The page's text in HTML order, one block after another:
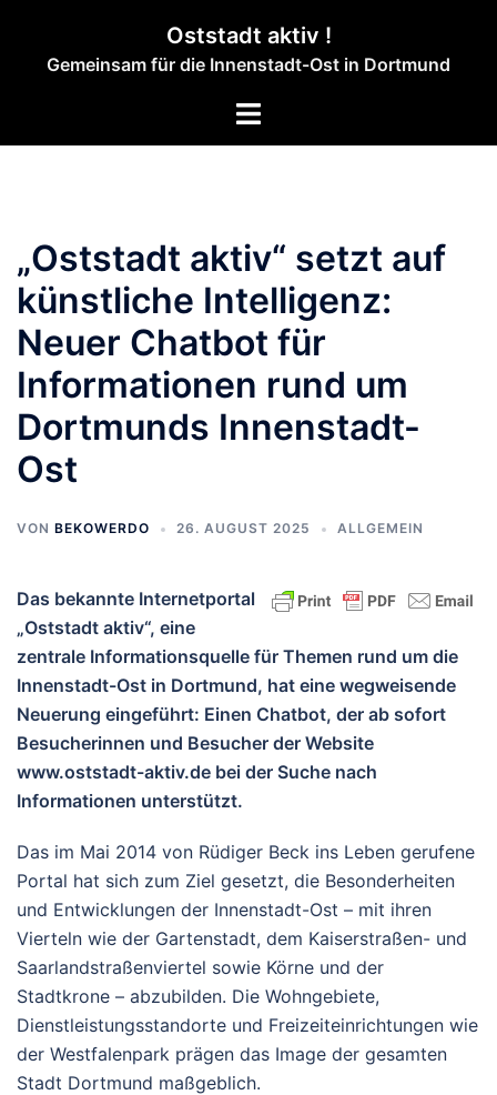
springen
Oststadt aktiv !
Gemeinsam für die Innenstadt-Ost in Dortmund
Menü
„Oststadt aktiv“ setzt auf
künstliche Intelligenz:
Neuer Chatbot für
Informationen rund um
Dortmunds Innenstadt-
Ost
VON BEKOWERDO 26. AUGUST 2025 ALLGEMEIN
Das bekannte Internetportal
„Oststadt aktiv“, eine
zentrale Informationsquelle für Themen rund um die
Innenstadt-Ost in Dortmund, hat eine wegweisende
Neuerung eingeführt: Einen Chatbot, der ab sofort
Besucherinnen und Besucher der Website
www.oststadt-aktiv.de bei der Suche nach
Informationen unterstützt.
Das im Mai 2014 von Rüdiger Beck ins Leben gerufene
Portal hat sich zum Ziel gesetzt, die Besonderheiten
und Entwicklungen der Innenstadt-Ost – mit ihren
Vierteln wie der Gartenstadt, dem Kaiserstraßen- und
Saarlandstraßenviertel sowie Körne und der
Stadtkrone – abzubilden. Die Wohngebiete,
Dienstleistungsstandorte und Freizeiteinrichtungen wie
der Westfalenpark prägen das Image der gesamten
Stadt Dortmund maßgeblich.